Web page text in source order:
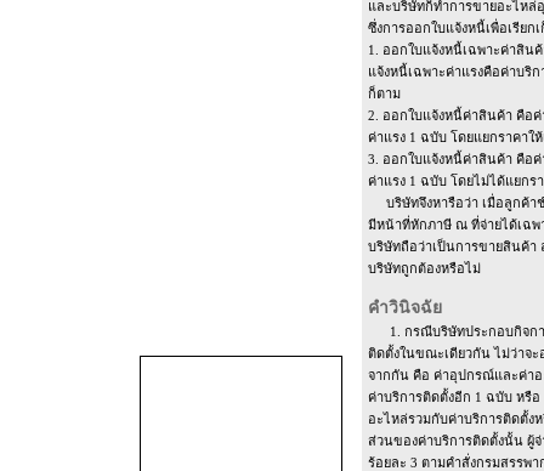
และบริษัทก็ทำการขายอะไห
ซึ่งการออกใบแจ้งหนี้เพื่อเรียก
1. ออกใบแจ้งหนี้เฉพาะค่าสิ
แจ้งหนี้เฉพาะค่าแรงคือค่าบริ
ก็ตาม
2. ออกใบแจ้งหนี้ค่าสินค้า คือ
ค่าแรง 1 ฉบับ โดยแยกราคาใ
3. ออกใบแจ้งหนี้ค่าสินค้า คือ
ค่าแรง 1 ฉบับ โดยไม่ได้แยกร
บริษัทจึงหารือว่า เมื่อลูกค้า
มีหน้าที่หักภาษี ณ ที่จ่ายได้เฉ
บริษัทถือว่าเป็นการขายสินค้า
บริษัทถูกต้องหรือไม่
คำวินิจฉัย
1. กรณีบริษัทประกอบกิจกา
ติดตั้งในขณะเดียวกัน ไม่ว่าจ
จากกัน คือ ค่าอุปกรณ์และค่าอ
ค่าบริการติดตั้งอีก 1 ฉบับ หรื
อะไหล่รวมกับค่าบริการติดตั้ง
ส่วนของค่าบริการติดตั้งนั้น ผู้
ร้อยละ 3 ตามคำสั่งกรมสรรพ